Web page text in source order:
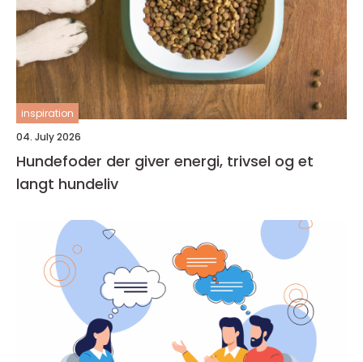
inspiration
04. July 2026
Hundefoder der giver energi, trivsel og et
langt hundeliv